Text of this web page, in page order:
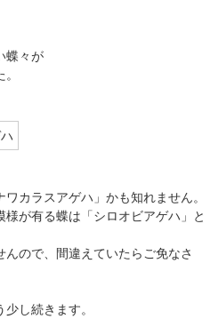
蝶々が
カラスアゲハ」かも知れません。
様が有る蝶は「シロオビアゲハ」と
ので、間違えていたらご免なさ
し続きます。